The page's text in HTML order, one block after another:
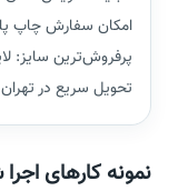
امکان سفارش چاپ
پرفروش‌ترین سایز: لایت باکس
تحویل سریع در
نمونه کارهای